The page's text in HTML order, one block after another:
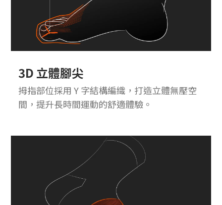
3D 立體腳尖
拇指部位採用 Y 字結構編織，打造立體無壓空
間，提升長時間運動的舒適體驗。